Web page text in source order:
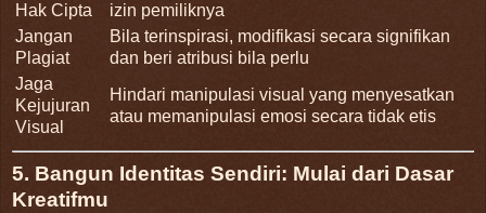
Hak Cipta
izin pemiliknya
Jangan
Plagiat
Bila terinspirasi, modifikasi secara signifikan
dan beri atribusi bila perlu
Jaga
Kejujuran
Visual
Hindari manipulasi visual yang menyesatkan
atau memanipulasi emosi secara tidak etis
5. Bangun Identitas Sendiri: Mulai dari Dasar
Kreatifmu